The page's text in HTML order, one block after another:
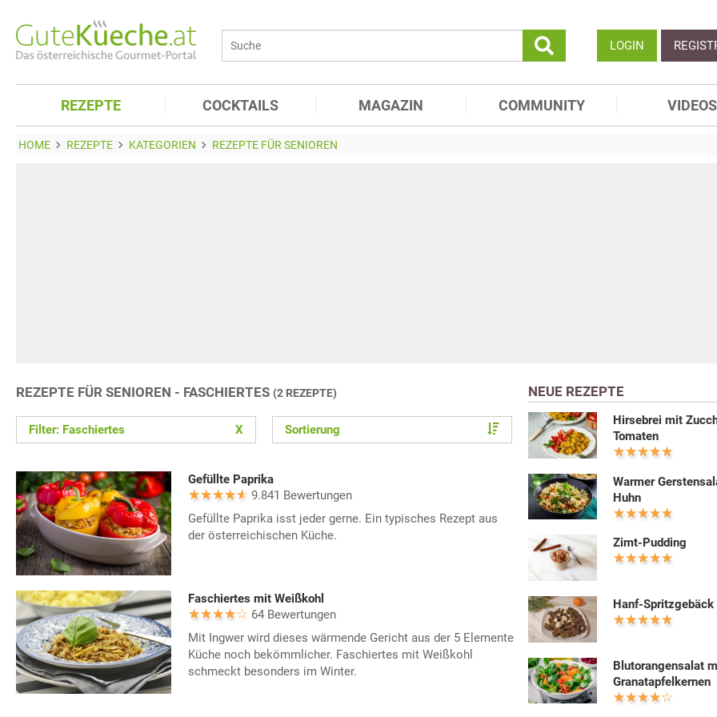
LOGIN
REZEPTE COCKTAILS MAGAZIN COMMUNITY VIDEOS
HOME REZEPTE KATEGORIEN REZEPTE FÜR SENIOREN
REZEPTE FÜR SENIOREN - FASCHIERTES (2 REZEPTE)
Filter: Faschiertes X Sortierung
Gefüllte Paprika
9.841 Bewertungen
Gefüllte Paprika isst jeder gerne. Ein typisches Rezept aus
der österreichischen Küche.
Faschiertes mit Weißkohl
64 Bewertungen
Mit Ingwer wird dieses wärmende Gericht aus der 5 Elemente
Küche noch bekömmlicher. Faschiertes mit Weißkohl
schmeckt besonders im Winter.
NEUE REZEPTE
Hirsebrei mit
Tomaten
Warmer
Huhn
Zimt-Pudding
Hanf-Spritzgebäck
Blutorangensalat
Granatapfelkernen